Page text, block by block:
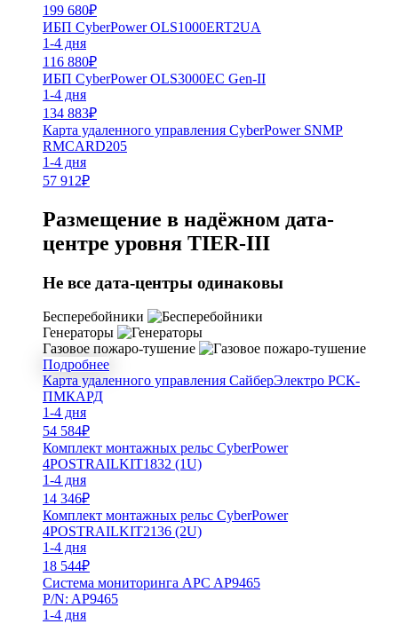
199 680₽
ИБП CyberPower OLS1000ERT2UA
1-4 дня
116 880₽
ИБП CyberPower OLS3000EC Gen-II
1-4 дня
134 883₽
Карта удаленного управления CyberPower SNMP
RMCARD205
1-4 дня
57 912₽
Размещение в надёжном дата-
центре уровня TIER-III
Не все дата-центры одинаковы
Бесперебойники
Генераторы
Газовое пожаро-тушение
Подробнее
Карта удаленного управления СайберЭлектро РСК-
ПМКАРД
1-4 дня
54 584₽
Комплект монтажных рельс CyberPower
4POSTRAILKIT1832 (1U)
1-4 дня
14 346₽
Комплект монтажных рельс CyberPower
4POSTRAILKIT2136 (2U)
1-4 дня
18 544₽
Система мониторинга APC AP9465
P/N: AP9465
1-4 дня